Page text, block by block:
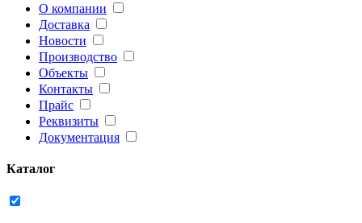
О компании
Доставка
Новости
Производство
Объекты
Контакты
Прайс
Реквизиты
Документация
Каталог